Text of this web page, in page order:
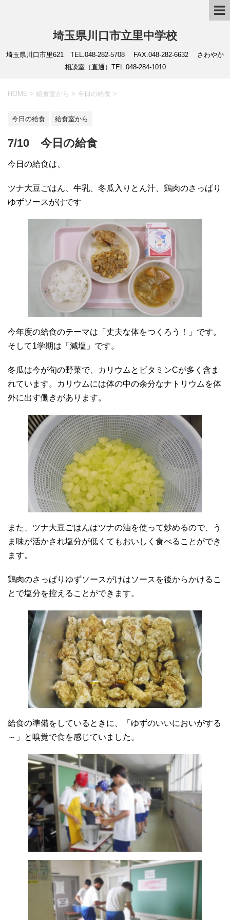
埼玉県川口市立里中学校
埼玉県川口市里621 TEL.048-282-5708 FAX.048-282-6632 さわやか
相談室（直通）TEL.048-284-1010
HOME > 給食室から > 今日の給食 >
今日の給食 給食室から
7/10 今日の給食
今日の給食は、
ツナ大豆ごはん、牛乳、冬瓜入りとん汁、鶏肉のさっぱり
ゆずソースがけです
今年度の給食のテーマは「丈夫な体をつくろう！」です。
そして1学期は「減塩」です。
冬瓜は今が旬の野菜で、カリウムとビタミンCが多く含ま
れています。カリウムには体の中の余分なナトリウムを体
外に出す働きがあります。
また、ツナ大豆ごはんはツナの油を使って炒めるので、う
ま味が活かされ塩分が低くてもおいしく食べることができ
ます。
鶏肉のさっぱりゆずソースがけはソースを後からかけるこ
とで塩分を控えることができます。
給食の準備をしているときに、「ゆずのいいにおいがする
～」と嗅覚で食を感じていました。